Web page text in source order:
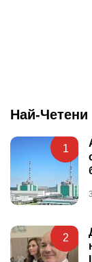
Най-Четени
1
2